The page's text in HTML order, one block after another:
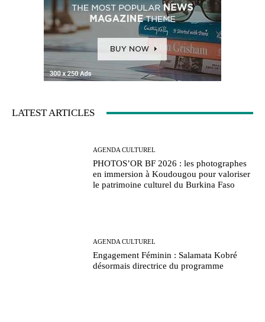
LATEST ARTICLES
AGENDA CULTUREL
PHOTOS’OR BF 2026 : les photographes
en immersion à Koudougou pour valoriser
le patrimoine culturel du Burkina Faso
AGENDA CULTUREL
Engagement Féminin : Salamata Kobré
désormais directrice du programme